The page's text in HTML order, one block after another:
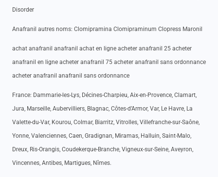
Disorder
Anafranil autres noms: Clomipramina Clomipraminum Clopress Maronil
achat anafranil anafranil achat en ligne acheter anafranil 25 acheter
anafranil en ligne acheter anafranil 75 acheter anafranil sans ordonnance
acheter anafranil anafranil sans ordonnance
France: Dammarie-les-Lys, Décines-Charpieu, Aix-en-Provence, Clamart,
Jura, Marseille, Aubervilliers, Blagnac, Côtes-d’Armor, Var, Le Havre, La
Valette-du-Var, Kourou, Colmar, Biarritz, Vitrolles, Villefranche-sur-Saône,
Yonne, Valenciennes, Caen, Gradignan, Miramas, Halluin, Saint-Malo,
Dreux, Ris-Orangis, Coudekerque-Branche, Vigneux-sur-Seine, Aveyron,
Vincennes, Antibes, Martigues, Nîmes.